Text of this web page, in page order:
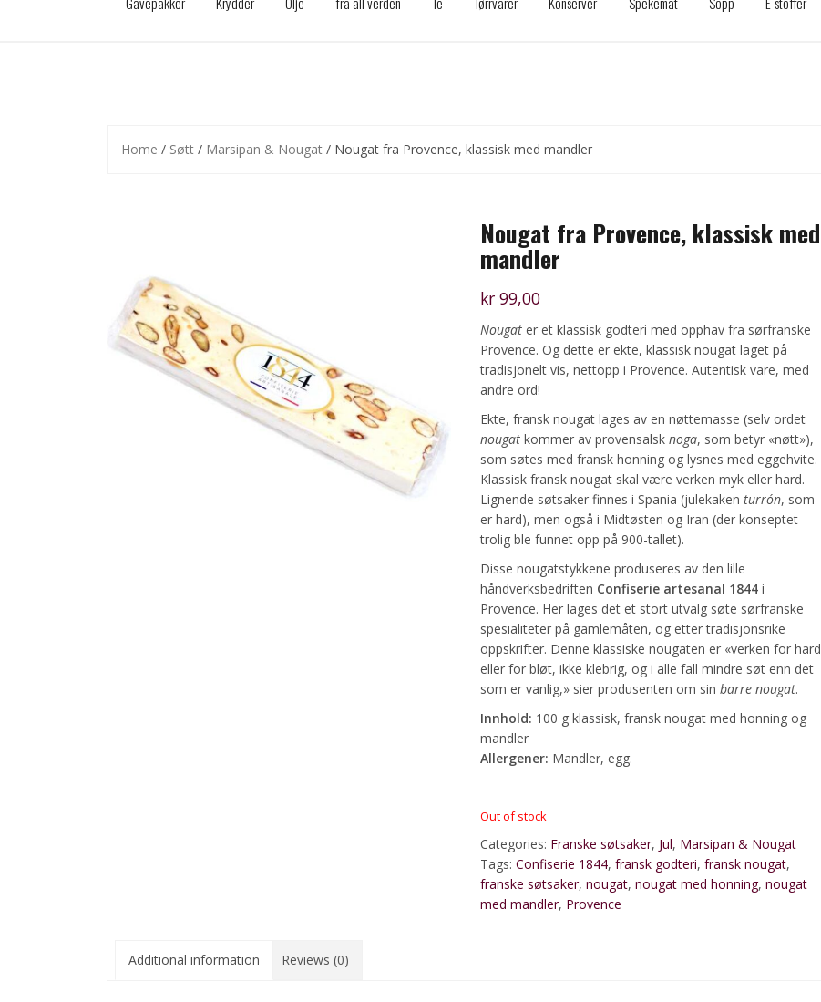
Home / Søtt / Marsipan & Nougat / Nougat fra Provence, klassisk med mandler
Nougat fra Provence, klassisk med
mandler
kr99,00
Nougater et klassisk godteri med opphav fra sørfranske
Provence. Og dette er ekte, klassisk nougat laget på
tradisjonelt vis, nettopp i Provence. Autentisk vare, med
andre ord!
Ekte, fransk nougat lages av en nøttemasse (selv ordet
nougatkommer av provensalsk noga, som betyr «nøtt»),
som søtes med fransk honning og lysnes med eggehvite.
Klassisk fransk nougat skal være verken myk eller hard.
Lignende søtsaker finnes i Spania (julekaken turrón, som
er hard), men også i Midtøsten og Iran (der konseptet
trolig ble funnet opp på 900-tallet).
Disse nougatstykkene produseres av den lille
håndverksbedriften Confiserie artesanal 1844i
Provence. Her lages det et stort utvalg søte sørfranske
spesialiteter på gamlemåten, og etter tradisjonsrike
oppskrifter. Denne klassiske nougaten er «verken for hard
eller for bløt, ikke klebrig, og i alle fall mindre søt enn det
som er vanlig,» sier produsenten om sin barre nougat.
Innhold: 100 g klassisk, fransk nougat med honning og
mandler
Allergener: Mandler, egg.
Out of stock
Categories: Franske søtsaker, Jul, Marsipan & Nougat
Tags: Confiserie 1844, fransk godteri, fransk nougat,
franske søtsaker, nougat, nougat med honning, nougat
med mandler, Provence
Additional information Reviews (0)